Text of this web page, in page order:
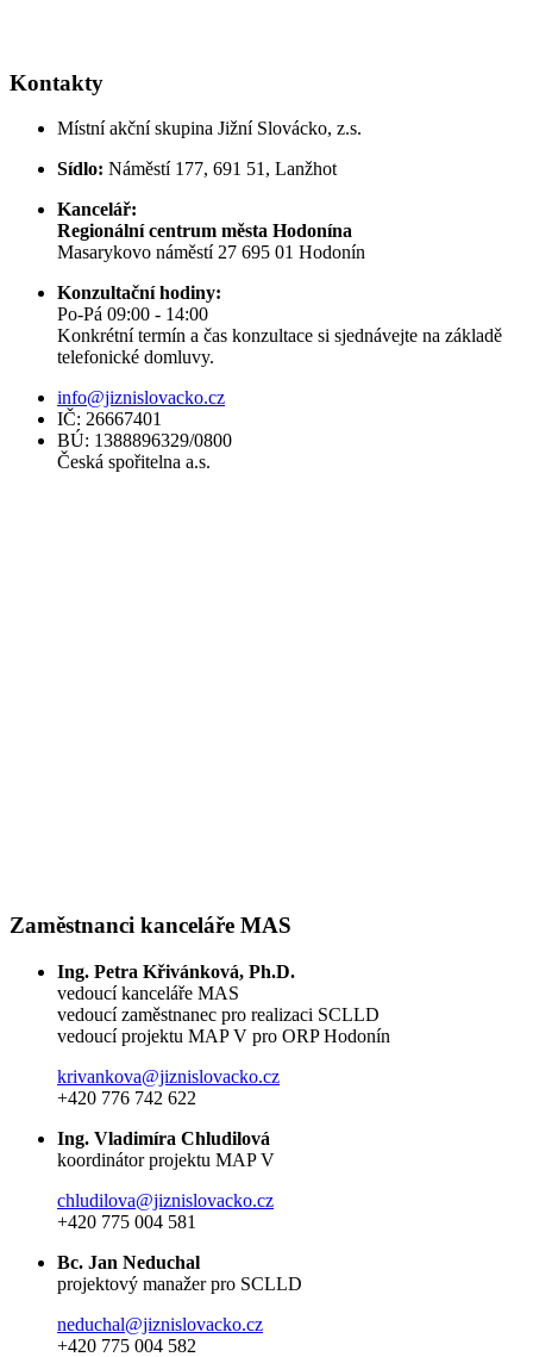
Kontakty
Místní akční skupina Jižní Slovácko, z.s.
Sídlo: Náměstí 177, 691 51, Lanžhot
Kancelář:
Regionální centrum města Hodonína
Masarykovo náměstí 27 695 01 Hodonín
Konzultační hodiny:
Po-Pá 09:00 - 14:00
Konkrétní termín a čas konzultace si sjednávejte na základě
telefonické domluvy.
info@jiznislovacko.cz
IČ: 26667401
BÚ: 1388896329/0800
Česká spořitelna a.s.
Zaměstnanci kanceláře MAS
Ing. Petra Křivánková, Ph.D.
vedoucí kanceláře MAS
vedoucí zaměstnanec pro realizaci SCLLD
vedoucí projektu MAP V pro ORP Hodonín
krivankova@jiznislovacko.cz
+420 776 742 622
Ing. Vladimíra Chludilová
koordinátor projektu MAP V
chludilova@jiznislovacko.cz
+420 775 004 581
Bc. Jan Neduchal
projektový manažer pro SCLLD
neduchal@jiznislovacko.cz
+420 775 004 582